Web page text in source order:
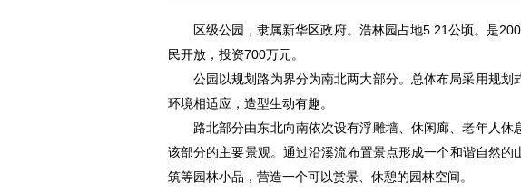
区级公园，隶属新华区政府。浩林园占地5.21公顷。是
民开放，投资700万元。
公园以规划路为界分为南北两大部分。总体布局采用规
环境相适应，造型生动有趣。
路北部分由东北向南依次设有浮雕墙、休闲廊、老年人
该部分的主要景观。通过沿溪流布置景点形成一个和谐自然
筑等园林小品，营造一个可以赏景、休憩的园林空间。